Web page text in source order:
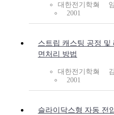
대한전기학회
2001
스트립 캐스팅 공정 및
면처리 방법
대한전기학회
2001
슬라이닥스형 자동 전